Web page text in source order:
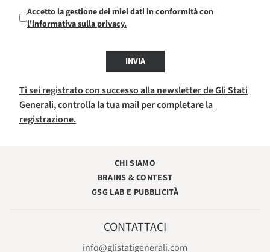
Accetto la gestione dei miei dati in conformità con
l'informativa sulla privacy.
INVIA
Ti sei registrato con successo alla newsletter de Gli Stati
Generali, controlla la tua mail per completare la
registrazione.
CHI SIAMO
BRAINS & CONTEST
GSG LAB E PUBBLICITÀ
CONTATTACI
info@glistatigenerali.com